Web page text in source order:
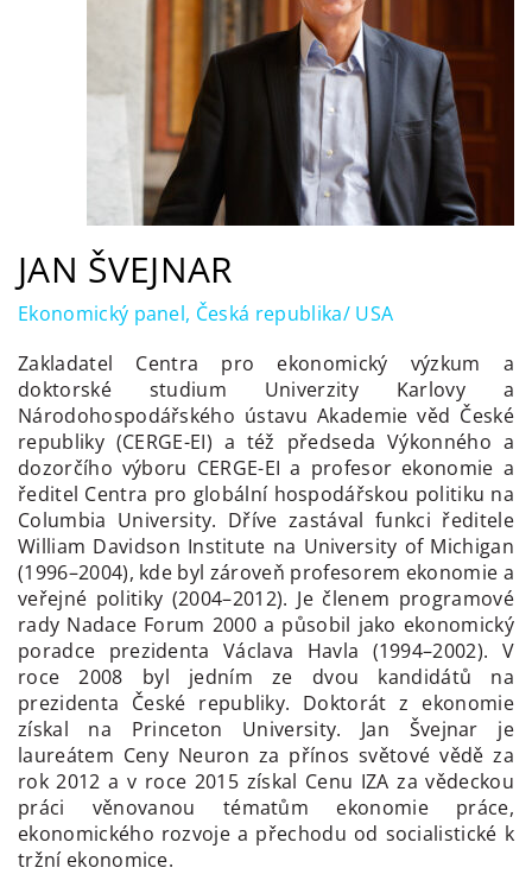
JAN ŠVEJNAR
Ekonomický panel, Česká republika/ USA
Zakladatel Centra pro ekonomický výzkum a
doktorské studium Univerzity Karlovy a
Národohospodářského ústavu Akademie věd České
republiky (CERGE-EI) a též předseda Výkonného a
dozorčího výboru CERGE-EI a profesor ekonomie a
ředitel Centra pro globální hospodářskou politiku na
Columbia University. Dříve zastával funkci ředitele
William Davidson Institute na University of Michigan
(1996–2004), kde byl zároveň profesorem ekonomie a
veřejné politiky (2004–2012). Je členem programové
rady Nadace Forum 2000 a působil jako ekonomický
poradce prezidenta Václava Havla (1994–2002). V
roce 2008 byl jedním ze dvou kandidátů na
prezidenta České republiky. Doktorát z ekonomie
získal na Princeton University. Jan Švejnar je
laureátem Ceny Neuron za přínos světové vědě za
rok 2012 a v roce 2015 získal Cenu IZA za vědeckou
práci věnovanou tématům ekonomie práce,
ekonomického rozvoje a přechodu od socialistické k
tržní ekonomice.